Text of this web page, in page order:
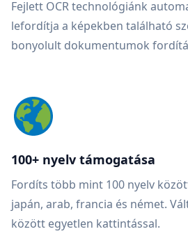
Fejlett OCR technológiánk
lefordítja a képekben található
bonyolult dokumentumok
100+ nyelv támogatása
Fordíts több mint 100 nyelv
japán, arab, francia és német.
között egyetlen kattintással.